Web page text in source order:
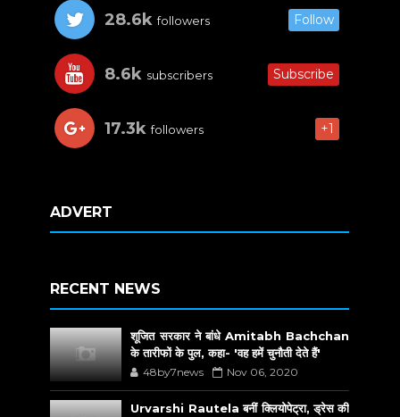
28.6k followers Follow
8.6k subscribers Subscribe
17.3k followers +1
ADVERT
RECENT NEWS
शूजित सरकार ने बांधे Amitabh Bachchan
के तारीफों के पुल, कहा- 'वह हमें चुनौती देते हैं'
48by7news Nov 06, 2020
Urvarshi Rautela बनीं क्लियोपेट्रा, ड्रेस की